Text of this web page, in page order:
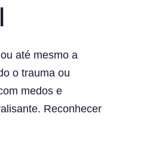
até mesmo a
o trauma ou
medos e
Reconhecer